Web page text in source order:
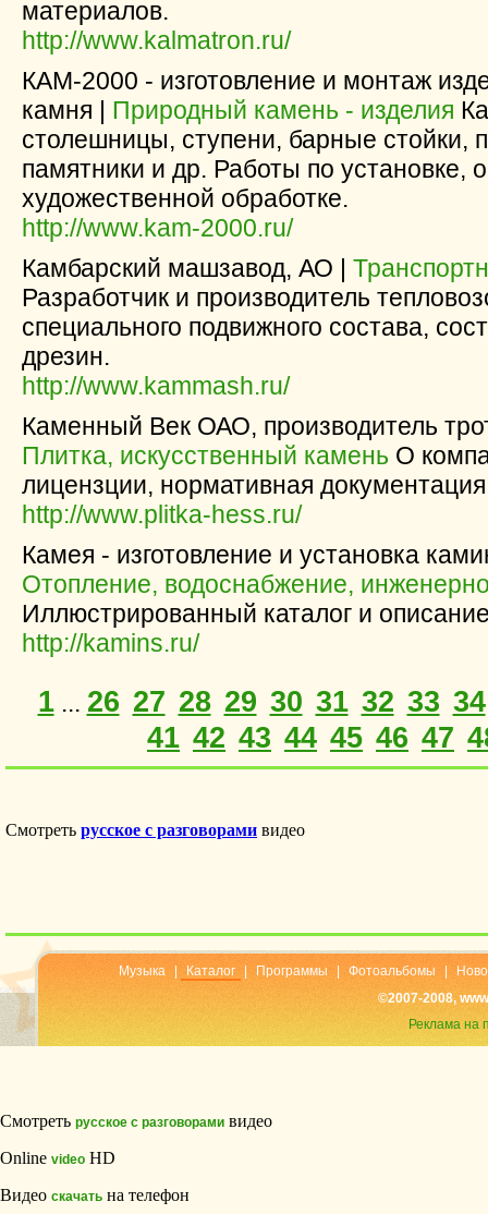
материалов.
http://www.kalmatron.ru/
КАМ-2000 - изготовление и монтаж
камня | Природный камень - изделия
столешницы, ступени, барные стойки,
памятники и др. Работы по установке,
художественной обработке.
http://www.kam-2000.ru/
Камбарский машзавод, АО |
Разработчик и производитель
специального подвижного состава,
дрезин.
http://www.kammash.ru/
Каменный Век ОАО, производитель
Плитка, искусственный камень О
лицензции, нормативная
http://www.plitka-hess.ru/
Камея - изготовление и установка
Отопление, водоснабжение,
Иллюстрированный каталог и
http://kamins.ru/
1... 26 27 28 29 30 31 32 33 34
41 42 43 44 45 46 47
Музыка Каталог Программы Фотоальбомы
©2007-2008,
Реклама на
Смотреть русское с разговорами видео
Online video HD
Видео скачать на телефон